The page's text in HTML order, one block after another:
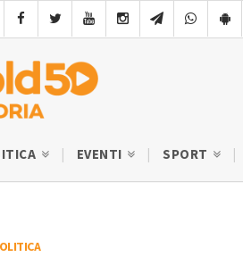
EVENTI SPORT